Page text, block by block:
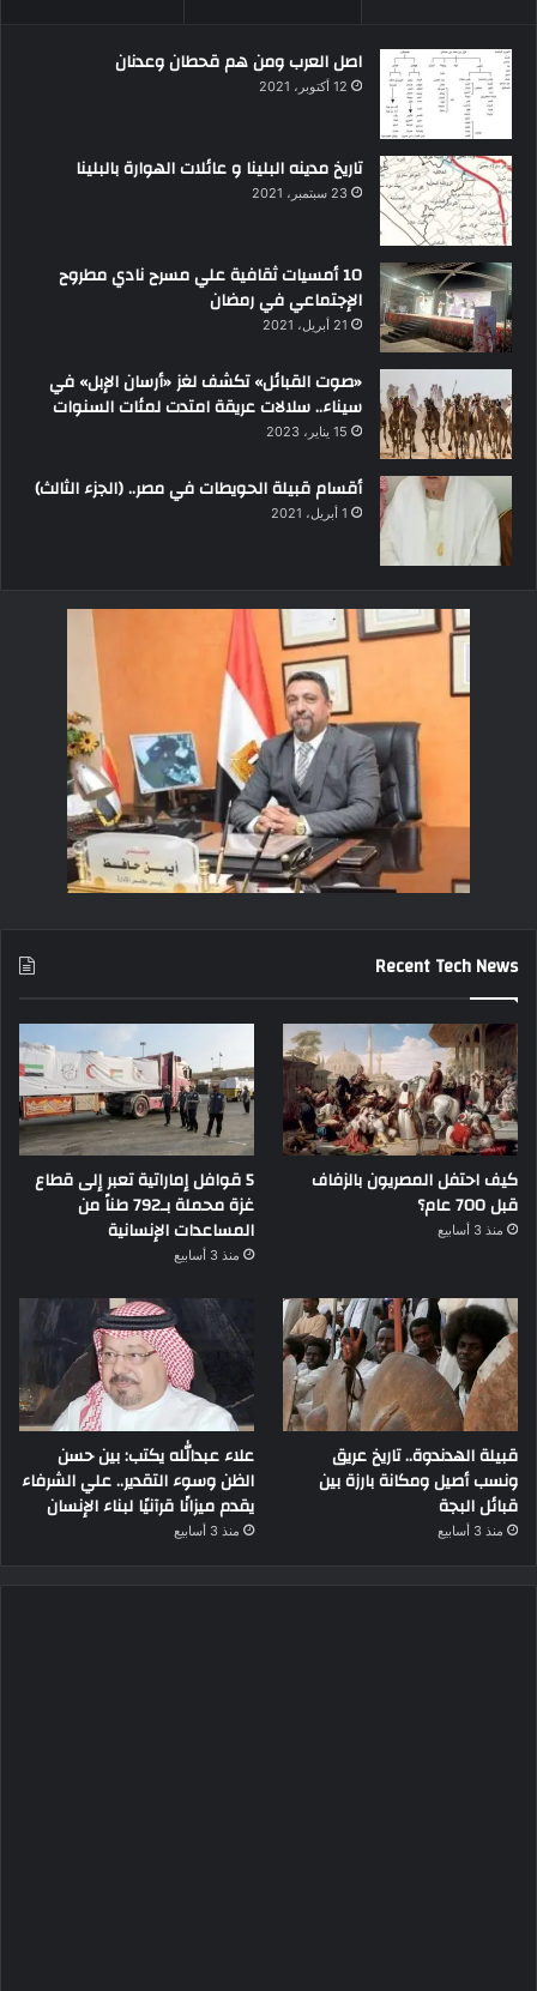
اصل العرب ومن هم قحطان وعدنان
12 أكتوبر، 2021
تاريخ مدينه البلينا و عائلات الهوارة بالبلينا
23 سبتمبر، 2021
10 أمسيات ثقافية علي مسرح نادي مطروح
الإجتماعي في رمضان
21 أبريل، 2021
«صوت القبائل» تكشف لغز «أرسان الإبل» في
سيناء.. سلالات عريقة امتدت لمئات السنوات
15 يناير، 2023
أقسام قبيلة الحويطات في مصر.. (الجزء الثالث)
1 أبريل، 2021
Recent Tech News
كيف احتفل المصريون بالزفاف
قبل 700 عام؟
منذ 3 أسابيع
5 قوافل إماراتية تعبر إلى قطاع
غزة محملة بـ792 طناً من
المساعدات الإنسانية
منذ 3 أسابيع
قبيلة الهدندوة.. تاريخ عريق
ونسب أصيل ومكانة بارزة بين
قبائل البجة
منذ 3 أسابيع
علاء عبدالله يكتب: بين حسن
الظن وسوء التقدير.. علي الشرفاء
يقدم ميزانًا قرآنيًا لبناء الإنسان
منذ 3 أسابيع